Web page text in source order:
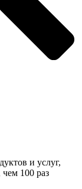
и услуг,
чем 100 раз